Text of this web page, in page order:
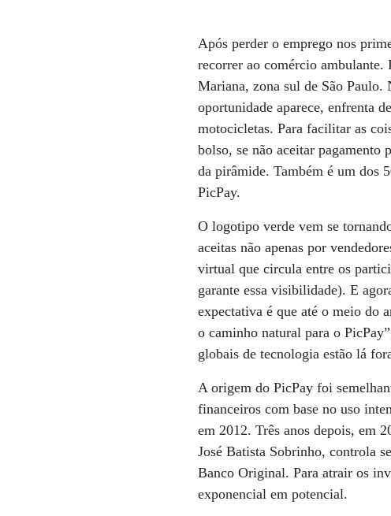
Após perder o emprego nos
recorrer ao comércio ambulante.
Mariana, zona sul de São Paulo.
oportunidade aparece, enfrenta
motocicletas. Para facilitar as
bolso, se não aceitar pagamento
da pirâmide. Também é um dos
PicPay.
O logotipo verde vem se
aceitas não apenas por
virtual que circula entre os
garante essa visibilidade). E
expectativa é que até o meio do
o caminho natural para o
globais de tecnologia estão lá
A origem do PicPay foi
financeiros com base no uso
em 2012. Três anos depois, em
José Batista Sobrinho, controla
Banco Original. Para atrair os
exponencial em potencial.